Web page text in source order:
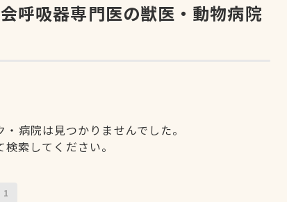
呼吸器専門医の獣医・動物病院
病院は見つかりませんでした。
索してください。
1